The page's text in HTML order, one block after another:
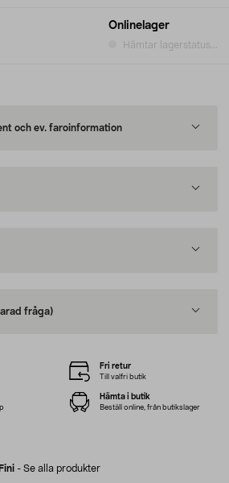
Onlinelager
Hämtar lagerstatus...
och ev. faroinformation
fråga)
Fini- Se alla produkter
Fri retur
Till valfri butik
Hämta i butik
Beställ online, från butikslager